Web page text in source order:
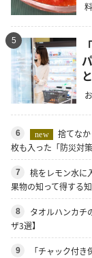
5
6 new
捨てな
枚も入った「防災対
7
桃をレモン水に
果物の知って得する知
8
タオルハンカチ
ザ3選】
9
「チャック付